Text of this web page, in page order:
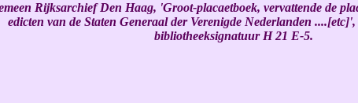
Rijksarchief Den Haag, 'Groot-placaetboek, vervattende de
edicten van de Staten Generaal der Verenigde Nederlanden ....[etc]',
bibliotheeksignatuur H 21 E-5.